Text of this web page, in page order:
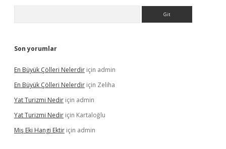
Son yorumlar
En Büyük Çölleri Nelerdir için admin
En Büyük Çölleri Nelerdir için Zeliha
Yat Turizmi Nedir için admin
Yat Turizmi Nedir için Kartaloğlu
Miş Eki Hangi Ektir için admin